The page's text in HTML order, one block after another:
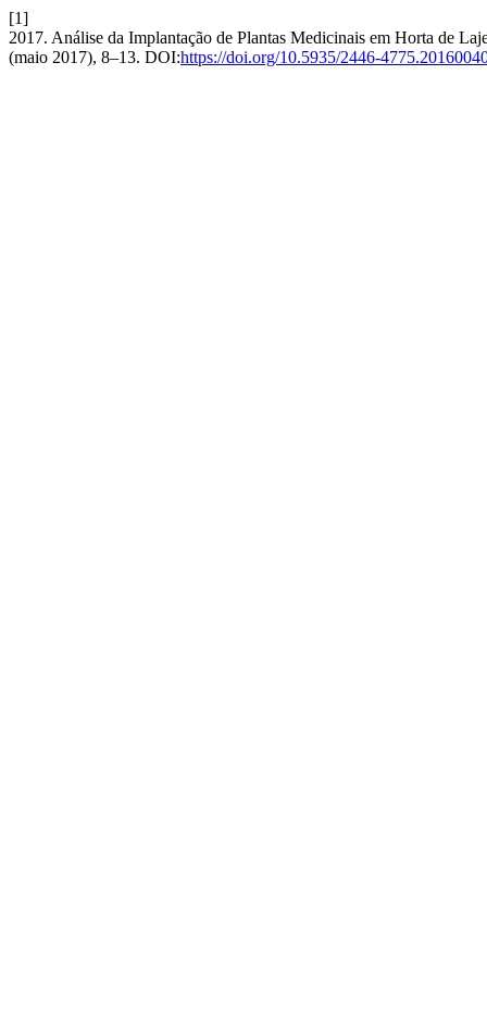
[1]
2017. Análise da Implantação de Plantas Medicinais em Horta de
(maio 2017), 8–13. DOI:https://doi.org/10.5935/2446-